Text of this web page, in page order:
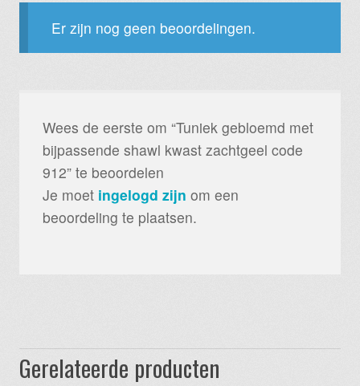
Er zijn nog geen beoordelingen.
Wees de eerste om “Tuniek gebloemd met
bijpassende shawl kwast zachtgeel code
912” te beoordelen
Je moet ingelogd zijn om een
beoordeling te plaatsen.
Gerelateerde producten